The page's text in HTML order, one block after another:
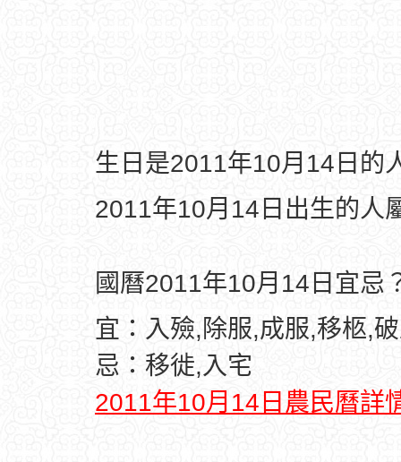
生日是2011年10月14日的
2011年10月14日出生的人
國曆2011年10月14日宜忌
宜：入殮,除服,成服,移柩,
忌：移徙,入宅
2011年10月14日農民曆詳